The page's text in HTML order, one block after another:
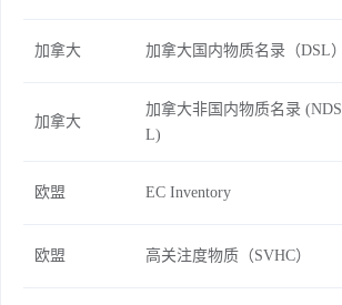
加拿大 加拿大国内物质名录（DSL）
加拿大
加拿大非国内物质名录 (NDS
L)
欧盟 EC Inventory
欧盟 高关注度物质（SVHC）